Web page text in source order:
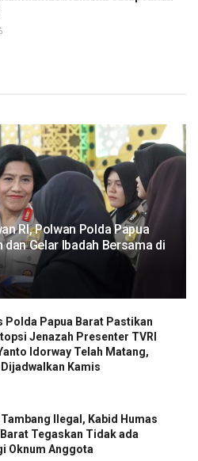
RI, Polwan Polda Papua
dan Gelar Ibadah Bersama di
Polda Papua Barat Pastikan
Jenazah Presenter TVRI
Idorway Telah Matang,
Kamis
Ilegal, Kabid Humas
Tegaskan Tidak ada
Oknum Anggota